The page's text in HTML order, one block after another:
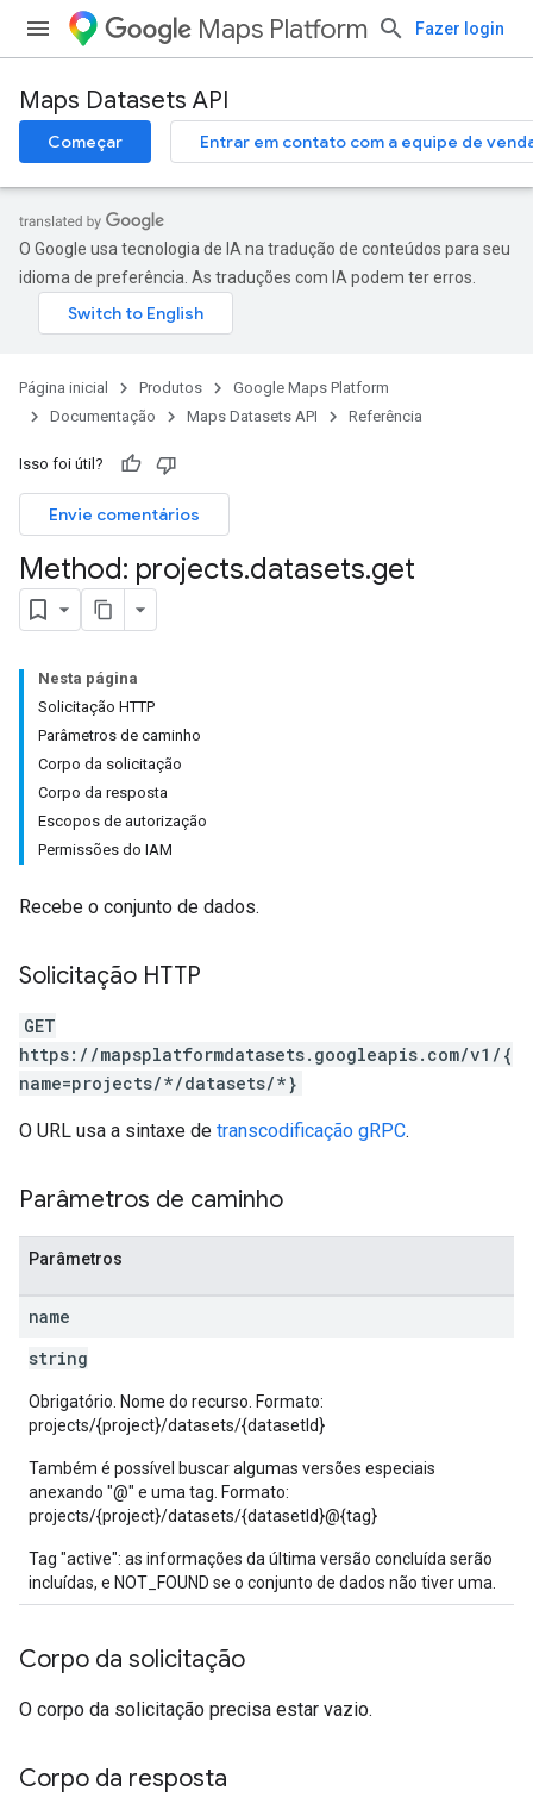
Maps Platform Fazer login
Maps Datasets API
Começar Entrar em contato com a equipe de
O Google usa tecnologia de IA na tradução de conteúdos para seu
idioma de preferência. As traduções com IA podem ter erros.
Página inicial Produtos
Google Maps Platform
Documentação
Maps Datasets API Referência
Isso foi útil?
Envie comentários
Method: projects.datasets.get
Nesta página
Solicitação HTTP
Parâmetros de caminho
Corpo da solicitação
Corpo da resposta
Escopos de autorização
Permissões do IAM
Recebe o conjunto de dados.
Solicitação HTTP
GET
https://mapsplatformdatasets.googleapis.com/v1/{
name=projects/*/datasets/*}
O URL usa a sintaxe de transcodificação gRPC.
Parâmetros de caminho
Parâmetros
name
string
Obrigatório. Nome do recurso. Formato:
projects/{project}/datasets/{datasetId}
Também é possível buscar algumas versões especiais
anexando "@" e uma tag. Formato:
projects/{project}/datasets/{datasetId}@{tag}
Tag "active": as informações da última versão concluída serão
incluídas, e NOT_FOUND se o conjunto de dados não tiver uma.
Corpo da solicitação
O corpo da solicitação precisa estar vazio.
Corpo da resposta